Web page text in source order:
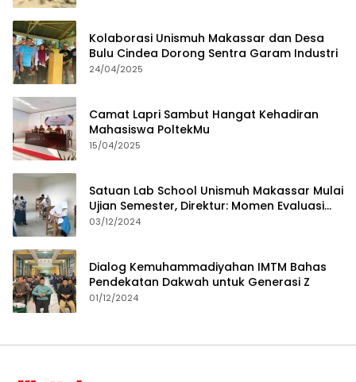
Kolaborasi Unismuh Makassar dan Desa
Bulu Cindea Dorong Sentra Garam Industri
24/04/2025
Camat Lapri Sambut Hangat Kehadiran
Mahasiswa PoltekMu
15/04/2025
Satuan Lab School Unismuh Makassar Mulai
Ujian Semester, Direktur: Momen Evaluasi
Proses Pembelajaran
03/12/2024
Dialog Kemuhammadiyahan IMTM Bahas
Pendekatan Dakwah untuk Generasi Z
01/12/2024